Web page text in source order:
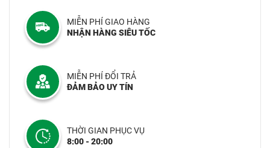
MIỄN PHÍ GIAO HÀNG
NHẬN HÀNG SIÊU TỐC
MIỄN PHÍ ĐỔI TRẢ
ĐẢM BẢO UY TÍN
THỜI GIAN PHỤC VỤ
8:00 - 20:00